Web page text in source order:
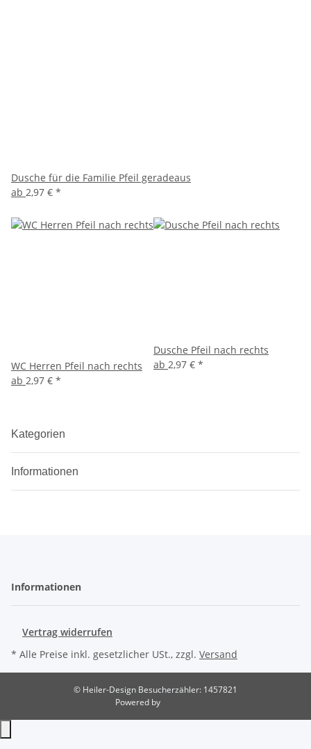
Dusche für die Familie Pfeil geradeaus
ab 2,97 € *
WC Herren Pfeil nach rechts
ab 2,97 € *
Dusche Pfeil nach rechts
ab 2,97 € *
Kategorien
Informationen
Informationen
Vertrag widerrufen
* Alle Preise inkl. gesetzlicher USt., zzgl. Versand
© Heiler-Design Besucherzähler: 1457821
Powered by